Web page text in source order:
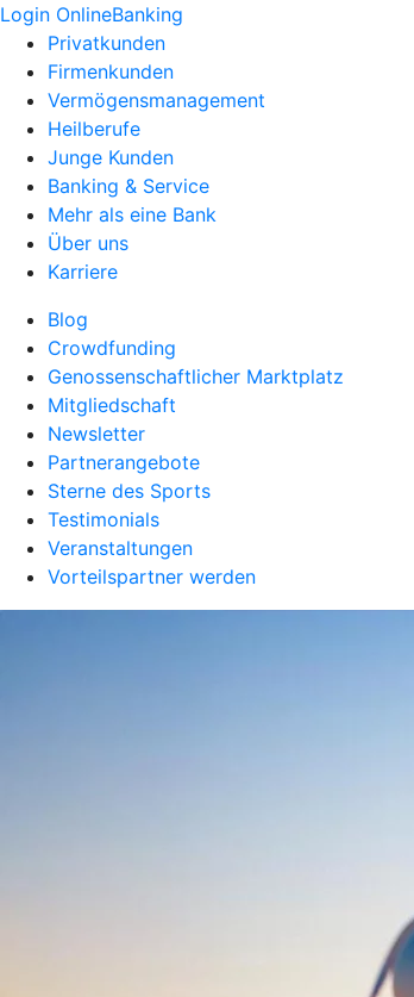
Login OnlineBanking
Privatkunden
Firmenkunden
Vermögensmanagement
Heilberufe
Junge Kunden
Banking & Service
Mehr als eine Bank
Über uns
Karriere
Blog
Crowdfunding
Genossenschaftlicher Marktplatz
Mitgliedschaft
Newsletter
Partnerangebote
Sterne des Sports
Testimonials
Veranstaltungen
Vorteilspartner werden